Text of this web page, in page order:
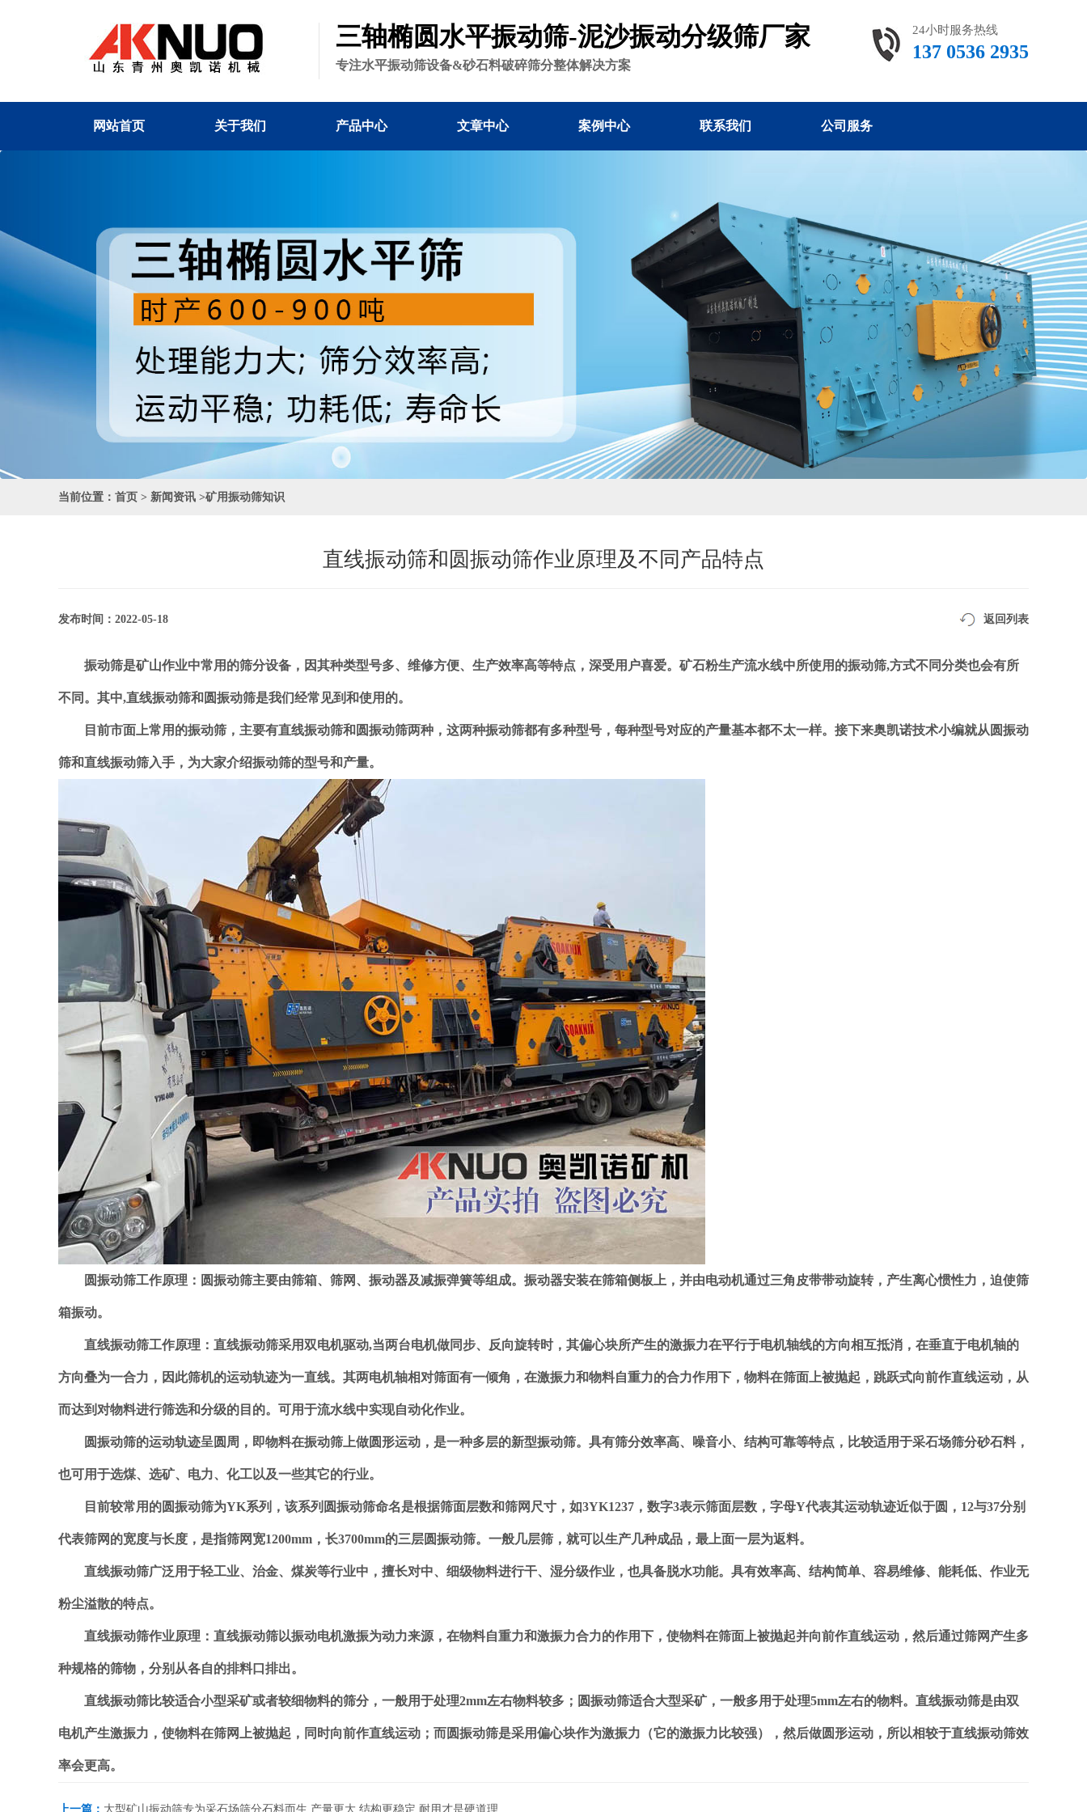
三轴椭圆水平振动筛-泥沙振动分级筛厂家
专注水平振动筛设备&砂石料破碎筛分整体解决方案
24小时服务热线
137 0536 2935
网站首页 关于我们 产品中心 文章中心 案例中心 联系我们 公司服务
当前位置： 首页 > 新闻资讯 >矿用振动筛知识
直线振动筛和圆振动筛作业原理及不同产品特点
发布时间：2022-05-18 返回列表
振动筛是矿山作业中常用的筛分设备，因其种类型号多、维修方便、生产效率高等特点，深受用户喜爱。矿石粉生产流水线中所使用的振动筛,方式不同分类也会有所
不同。其中,直线振动筛和圆振动筛是我们经常见到和使用的。
目前市面上常用的振动筛，主要有直线振动筛和圆振动筛两种，这两种振动筛都有多种型号，每种型号对应的产量基本都不太一样。接下来奥凯诺技术小编就从圆振动
筛和直线振动筛入手，为大家介绍振动筛的型号和产量。
圆振动筛工作原理：圆振动筛主要由筛箱、筛网、振动器及减振弹簧等组成。振动器安装在筛箱侧板上，并由电动机通过三角皮带带动旋转，产生离心惯性力，迫使筛
箱振动。
直线振动筛工作原理：直线振动筛采用双电机驱动,当两台电机做同步、反向旋转时，其偏心块所产生的激振力在平行于电机轴线的方向相互抵消，在垂直于电机轴的
方向叠为一合力，因此筛机的运动轨迹为一直线。其两电机轴相对筛面有一倾角，在激振力和物料自重力的合力作用下，物料在筛面上被抛起，跳跃式向前作直线运动，从
而达到对物料进行筛选和分级的目的。可用于流水线中实现自动化作业。
圆振动筛的运动轨迹呈圆周，即物料在振动筛上做圆形运动，是一种多层的新型振动筛。具有筛分效率高、噪音小、结构可靠等特点，比较适用于采石场筛分砂石料，
也可用于选煤、选矿、电力、化工以及一些其它的行业。
目前较常用的圆振动筛为YK系列，该系列圆振动筛命名是根据筛面层数和筛网尺寸，如3YK1237，数字3表示筛面层数，字母Y代表其运动轨迹近似于圆，12与37分别
代表筛网的宽度与长度，是指筛网宽1200mm，长3700mm的三层圆振动筛。一般几层筛，就可以生产几种成品，最上面一层为返料。
直线振动筛广泛用于轻工业、治金、煤炭等行业中，擅长对中、细级物料进行干、湿分级作业，也具备脱水功能。具有效率高、结构简单、容易维修、能耗低、作业无
粉尘溢散的特点。
直线振动筛作业原理：直线振动筛以振动电机激振为动力来源，在物料自重力和激振力合力的作用下，使物料在筛面上被抛起并向前作直线运动，然后通过筛网产生多
种规格的筛物，分别从各自的排料口排出。
直线振动筛比较适合小型采矿或者较细物料的筛分，一般用于处理2mm左右物料较多；圆振动筛适合大型采矿，一般多用于处理5mm左右的物料。直线振动筛是由双
电机产生激振力，使物料在筛网上被抛起，同时向前作直线运动；而圆振动筛是采用偏心块作为激振力（它的激振力比较强），然后做圆形运动，所以相较于直线振动筛效
率会更高。
上一篇： 大型矿山振动筛专为采石场筛分石料而生 产量更大 结构更稳定 耐用才是硬道理